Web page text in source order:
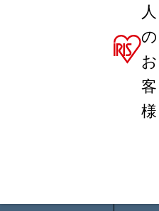
人
の
お
客
様